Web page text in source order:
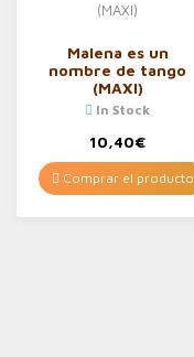
Malena es un
nombre de tango
(MAXI)
In Stock
10,40€
Comprar el producto